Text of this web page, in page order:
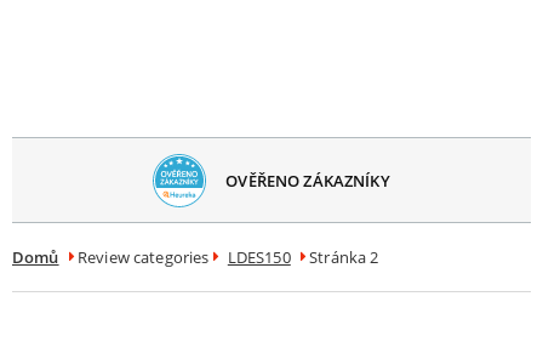
OVĚŘENO ZÁKAZNÍKY
Domů Review categories LDES150 Stránka 2